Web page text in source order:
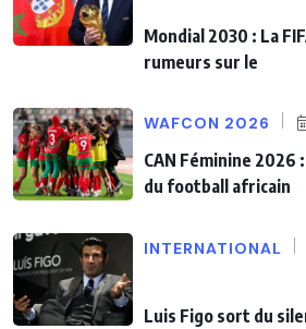
Mondial 2030 : La
rumeurs sur le
WAFCON 2026
CAN Féminine 2026
du football africain
INTERNATIONAL
Luis Figo sort du